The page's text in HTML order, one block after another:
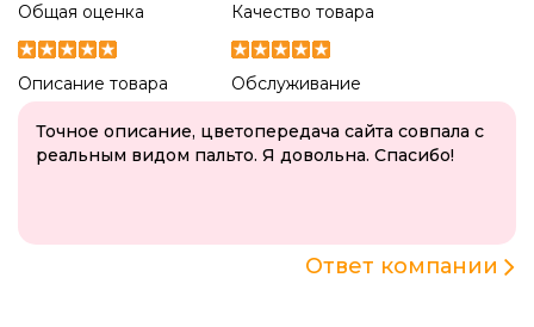
Общая оценка Качество товара
Описание товара Обслуживание
Точное описание, цветопередача сайта совпала с
реальным видом пальто. Я довольна. Спасибо!
Ответ компании